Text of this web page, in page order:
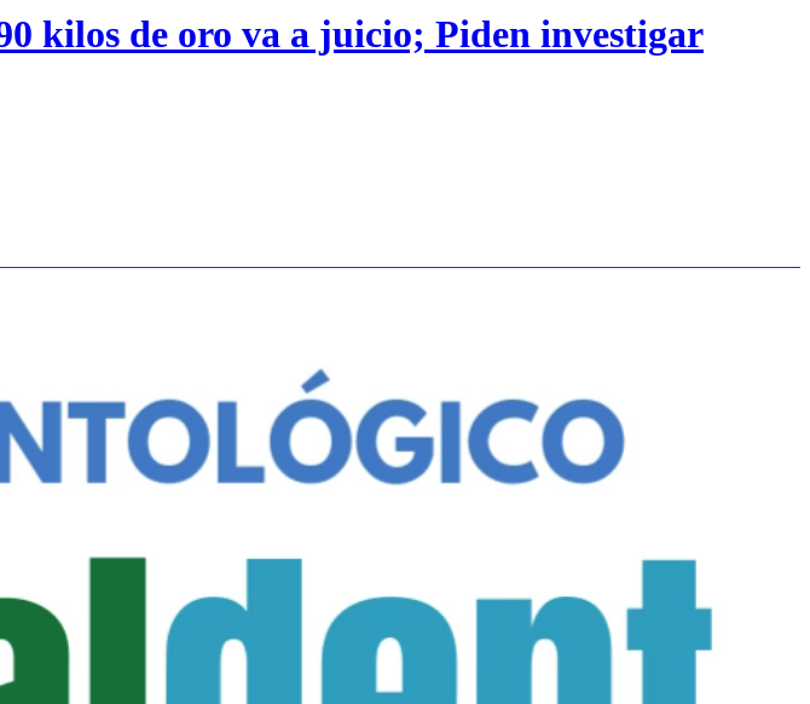
kilos de oro va a juicio; Piden investigar